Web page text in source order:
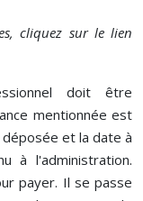
cliquez sur le lien
doit être
mentionnée est
et la date à
à l'administration.
payer. Il se passe